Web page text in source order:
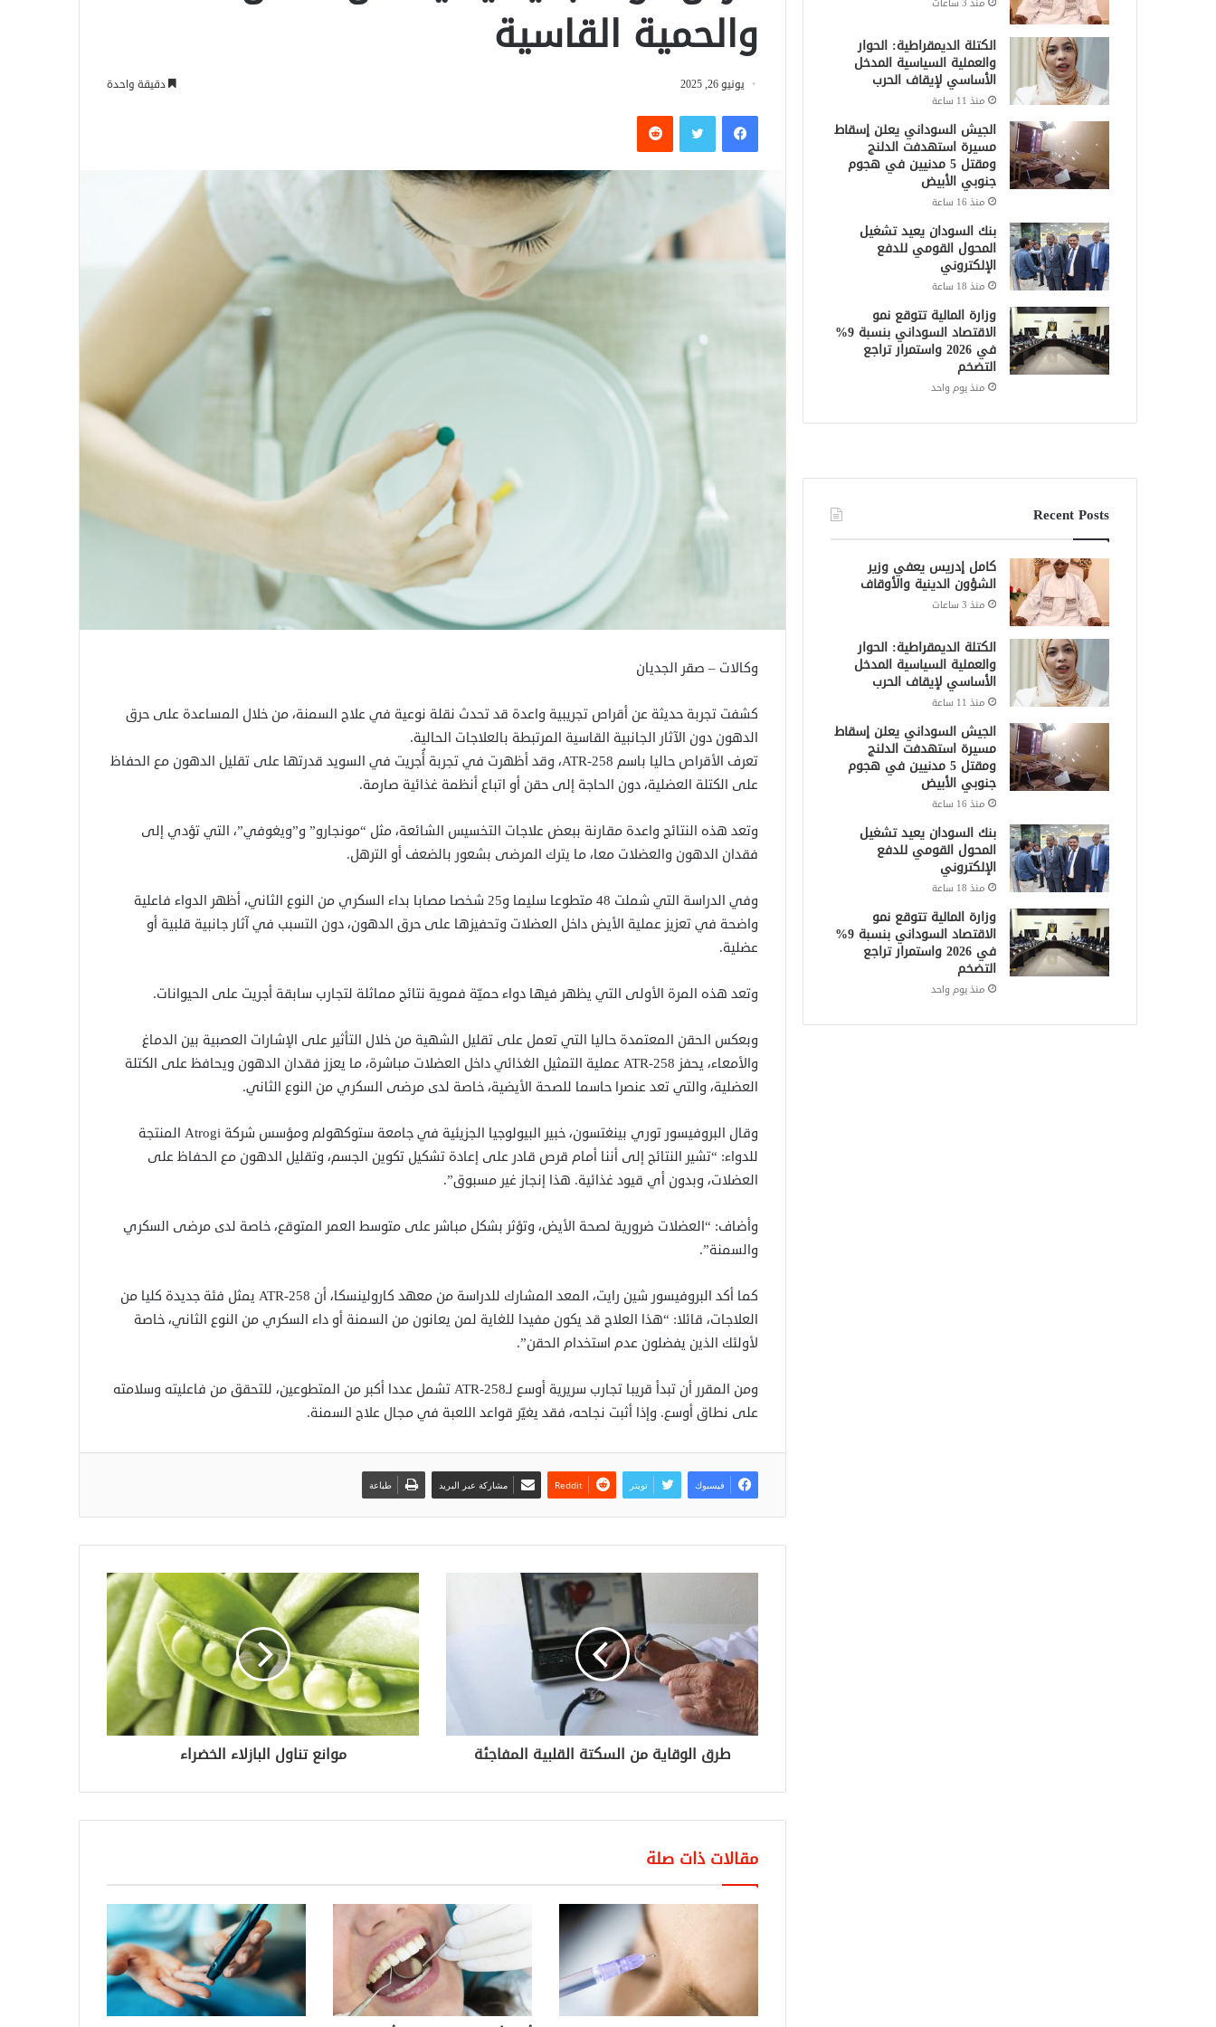
والحمية القاسية
يونيو 26, 2025 دقيقة واحدة
فيسبوكتويتر
وكالات – صقر الجديان
كشفت تجربة حديثة عن أقراص تجريبية واعدة قد تحدث نقلة نوعية في علاج السمنة، من خلال المساعدة على حرق
الدهون دون الآثار الجانبية القاسية المرتبطة بالعلاجات الحالية.
تعرف الأقراص حاليا باسم ATR-258، وقد أظهرت في تجربة أُجريت في السويد قدرتها على تقليل الدهون مع الحفاظ
على الكتلة العضلية، دون الحاجة إلى حقن أو اتباع أنظمة غذائية صارمة.
وتعد هذه النتائج واعدة مقارنة ببعض علاجات التخسيس الشائعة، مثل “مونجارو” و”ويغوفي”، التي تؤدي إلى
فقدان الدهون والعضلات معا، ما يترك المرضى بشعور بالضعف أو الترهل.
وفي الدراسة التي شملت 48 متطوعا سليما و25 شخصا مصابا بداء السكري من النوع الثاني، أظهر الدواء فاعلية
واضحة في تعزيز عملية الأيض داخل العضلات وتحفيزها على حرق الدهون، دون التسبب في آثار جانبية قلبية أو
عضلية.
وتعد هذه المرة الأولى التي يظهر فيها دواء حميّة فموية نتائج مماثلة لتجارب سابقة أجريت على الحيوانات.
وبعكس الحقن المعتمدة حاليا التي تعمل على تقليل الشهية من خلال التأثير على الإشارات العصبية بين الدماغ
والأمعاء، يحفز ATR-258 عملية التمثيل الغذائي داخل العضلات مباشرة، ما يعزز فقدان الدهون ويحافظ على الكتلة
العضلية، والتي تعد عنصرا حاسما للصحة الأيضية، خاصة لدى مرضى السكري من النوع الثاني.
وقال البروفيسور توري بينغتسون، خبير البيولوجيا الجزيئية في جامعة ستوكهولم ومؤسس شركة Atrogi المنتجة
للدواء: “تشير النتائج إلى أننا أمام قرص قادر على إعادة تشكيل تكوين الجسم، وتقليل الدهون مع الحفاظ على
العضلات، وبدون أي قيود غذائية. هذا إنجاز غير مسبوق”.
وأضاف: “العضلات ضرورية لصحة الأيض، وتؤثر بشكل مباشر على متوسط العمر المتوقع، خاصة لدى مرضى السكري
والسمنة”.
كما أكد البروفيسور شين رايت، المعد المشارك للدراسة من معهد كارولينسكا، أن ATR-258 يمثل فئة جديدة كليا من
العلاجات، قائلا: “هذا العلاج قد يكون مفيدا للغاية لمن يعانون من السمنة أو داء السكري من النوع الثاني، خاصة
لأولئك الذين يفضلون عدم استخدام الحقن”.
ومن المقرر أن تبدأ قريبا تجارب سريرية أوسع لـATR-258 تشمل عددا أكبر من المتطوعين، للتحقق من فاعليته وسلامته
على نطاق أوسع. وإذا أثبت نجاحه، فقد يغيّر قواعد اللعبة في مجال علاج السمنة.
فيسبوك تويتر مشاركة عبر البريد طباعة
طرق الوقاية من السكتة القلبية المفاجئة موانع تناول البازلاء الخضراء
مقالات ذات صلة
منذ 3 ساعات
الكتلة الديمقراطية: الحوار
والعملية السياسية المدخل
الأساسي لإيقاف الحرب
منذ 11 ساعة
الجيش السوداني يعلن إسقاط
مسيرة استهدفت الدلنج
ومقتل 5 مدنيين في هجوم
جنوبي الأبيض
منذ 16 ساعة
بنك السودان يعيد تشغيل
المحول القومي للدفع
الإلكتروني
منذ 18 ساعة
وزارة المالية تتوقع نمو
الاقتصاد السوداني بنسبة 9%
في 2026 واستمرار تراجع
التضخم
منذ يوم واحد
Recent Posts
كامل إدريس يعفي وزير
الشؤون الدينية والأوقاف
منذ 3 ساعات
الكتلة الديمقراطية: الحوار
والعملية السياسية المدخل
الأساسي لإيقاف الحرب
منذ 11 ساعة
الجيش السوداني يعلن إسقاط
مسيرة استهدفت الدلنج
ومقتل 5 مدنيين في هجوم
جنوبي الأبيض
منذ 16 ساعة
بنك السودان يعيد تشغيل
المحول القومي للدفع
الإلكتروني
منذ 18 ساعة
وزارة المالية تتوقع نمو
الاقتصاد السوداني بنسبة 9%
في 2026 واستمرار تراجع
التضخم
منذ يوم واحد